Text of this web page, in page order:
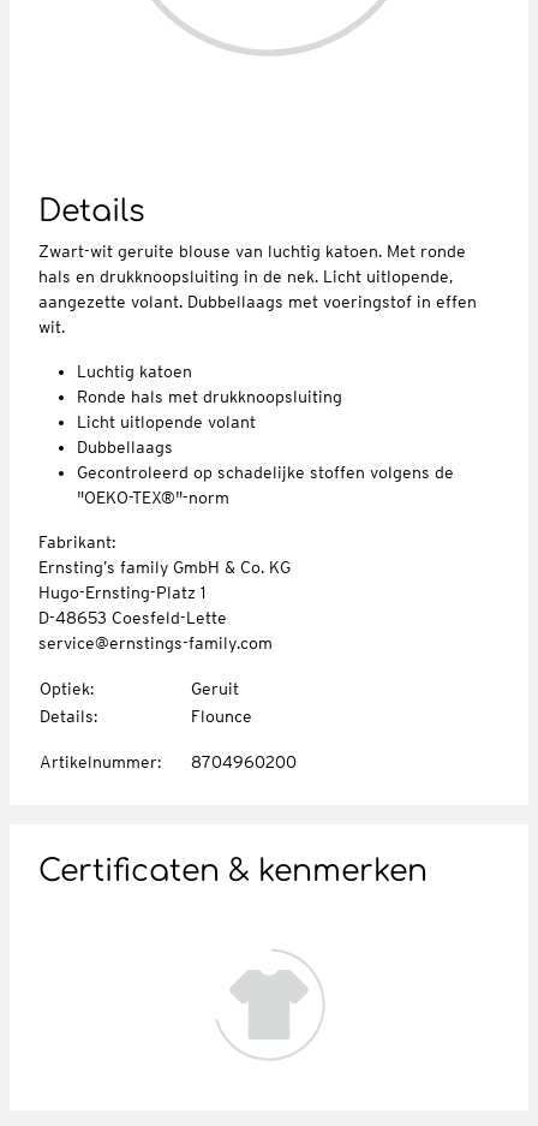
Details
Zwart-wit geruite blouse van luchtig katoen. Met ronde
hals en drukknoopsluiting in de nek. Licht uitlopende,
aangezette volant. Dubbellaags met voeringstof in effen
wit.
Luchtig katoen
Ronde hals met drukknoopsluiting
Licht uitlopende volant
Dubbellaags
Gecontroleerd op schadelijke stoffen volgens de
"OEKO-TEX®"-norm
Fabrikant:
Ernsting’s family GmbH & Co. KG
Hugo-Ernsting-Platz 1
D-48653 Coesfeld-Lette
service@ernstings-family.com
Optiek:
Geruit
Details: Flounce
Artikelnummer: 8704960200
Certificaten & kenmerken